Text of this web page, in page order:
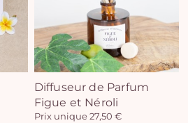
Diffuseur de Parfum
Figue et Néroli
Prix unique 27,50 €